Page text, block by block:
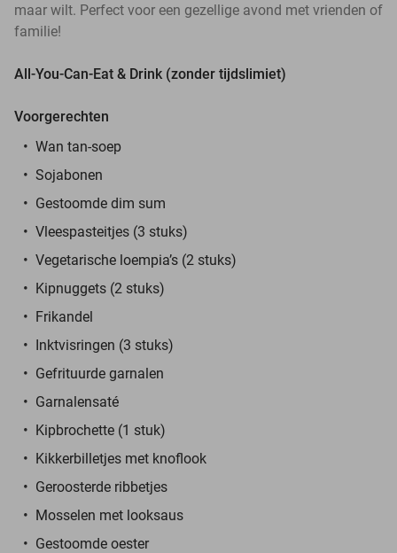
maar wilt. Perfect voor een gezellige avond met vrienden of
familie!
All-You-Can-Eat & Drink (zonder tijdslimiet)
Voorgerechten
Wan tan-soep
Sojabonen
Gestoomde dim sum
Vleespasteitjes (3 stuks)
Vegetarische loempia’s (2 stuks)
Kipnuggets (2 stuks)
Frikandel
Inktvisringen (3 stuks)
Gefrituurde garnalen
Garnalensaté
Kipbrochette (1 stuk)
Kikkerbilletjes met knoflook
Geroosterde ribbetjes
Mosselen met looksaus
Gestoomde oester